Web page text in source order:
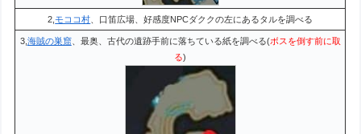
2,モココ村 、口笛広場、好感度NPCダククの左にあるタルを調べる
3, 海賊の巣窟、最奥、古代の遺跡手前に落ちている紙を調べる(ボスを倒す前に取
る)